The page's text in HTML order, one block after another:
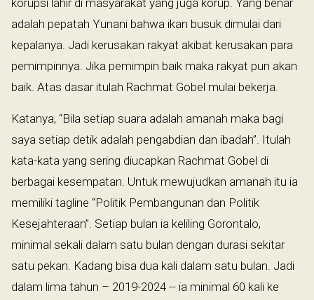
adalah pepatah Yunani bahwa ikan busuk dimulai dari
kepalanya. Jadi kerusakan rakyat akibat kerusakan para
pemimpinnya. Jika pemimpin baik maka rakyat pun akan
baik. Atas dasar itulah Rachmat Gobel mulai bekerja.
Katanya, “Bila setiap suara adalah amanah maka bagi
saya setiap detik adalah pengabdian dan ibadah”. Itulah
kata-kata yang sering diucapkan Rachmat Gobel di
berbagai kesempatan. Untuk mewujudkan amanah itu ia
memiliki tagline “Politik Pembangunan dan Politik
Kesejahteraan”. Setiap bulan ia keliling Gorontalo,
minimal sekali dalam satu bulan dengan durasi sekitar
satu pekan. Kadang bisa dua kali dalam satu bulan. Jadi
dalam lima tahun – 2019-2024 -- ia minimal 60 kali ke